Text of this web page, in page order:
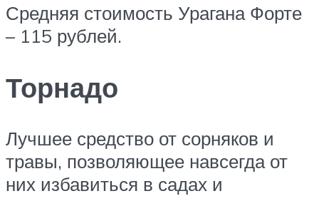
Средняя стоимость Урагана Форте
– 115 рублей.
Торнадо
Лучшее средство от сорняков и
травы, позволяющее навсегда от
них избавиться в садах и